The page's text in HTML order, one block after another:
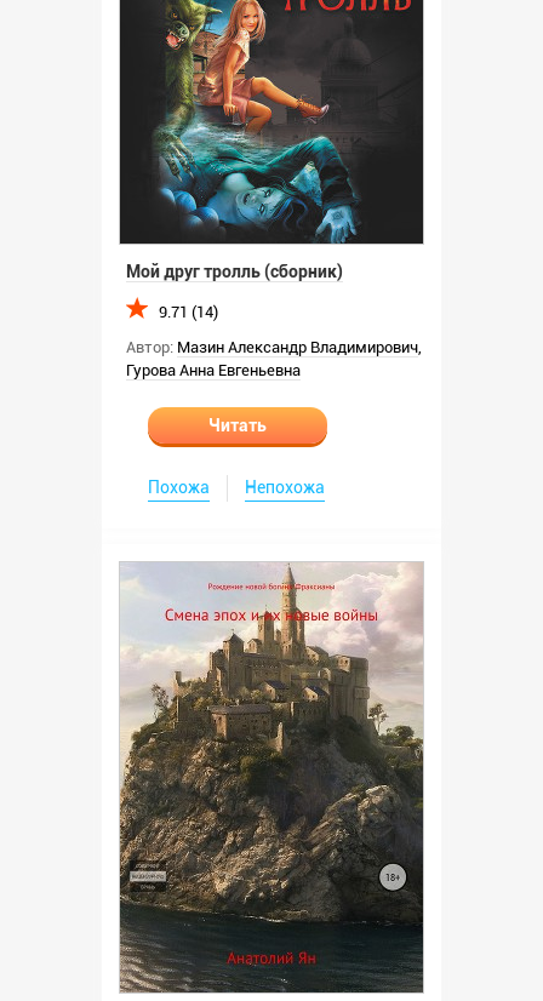
Мой друг тролль (сборник)
9.71 (14)
Автор: Мазин Александр Владимирович,
Гурова Анна Евгеньевна
Читать
Похожа Непохожа